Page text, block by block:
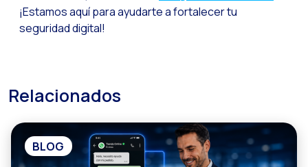
Reach & Engage +
¿Conoces el
Aumentando la
¡Estamos aquí para ayudarte a fortalecer tu
seguridad digital!
Relacionados
BLOG